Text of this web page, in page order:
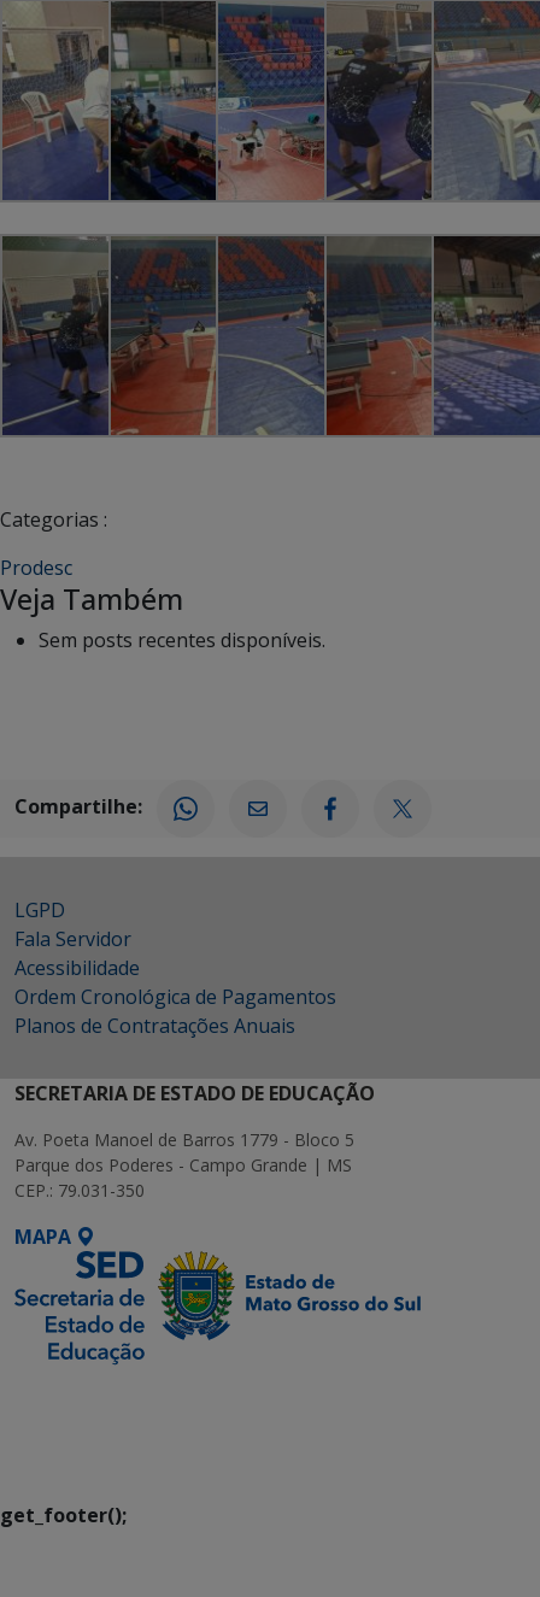
Categorias :
Prodesc
Veja Também
Sem posts recentes disponíveis.
Compartilhe:
LGPD
Fala Servidor
Acessibilidade
Ordem Cronológica de Pagamentos
Planos de Contratações Anuais
SECRETARIA DE ESTADO DE EDUCAÇÃO
Av. Poeta Manoel de Barros 1779 - Bloco 5
Parque dos Poderes - Campo Grande | MS
CEP.: 79.031-350
MAPA
get_footer();